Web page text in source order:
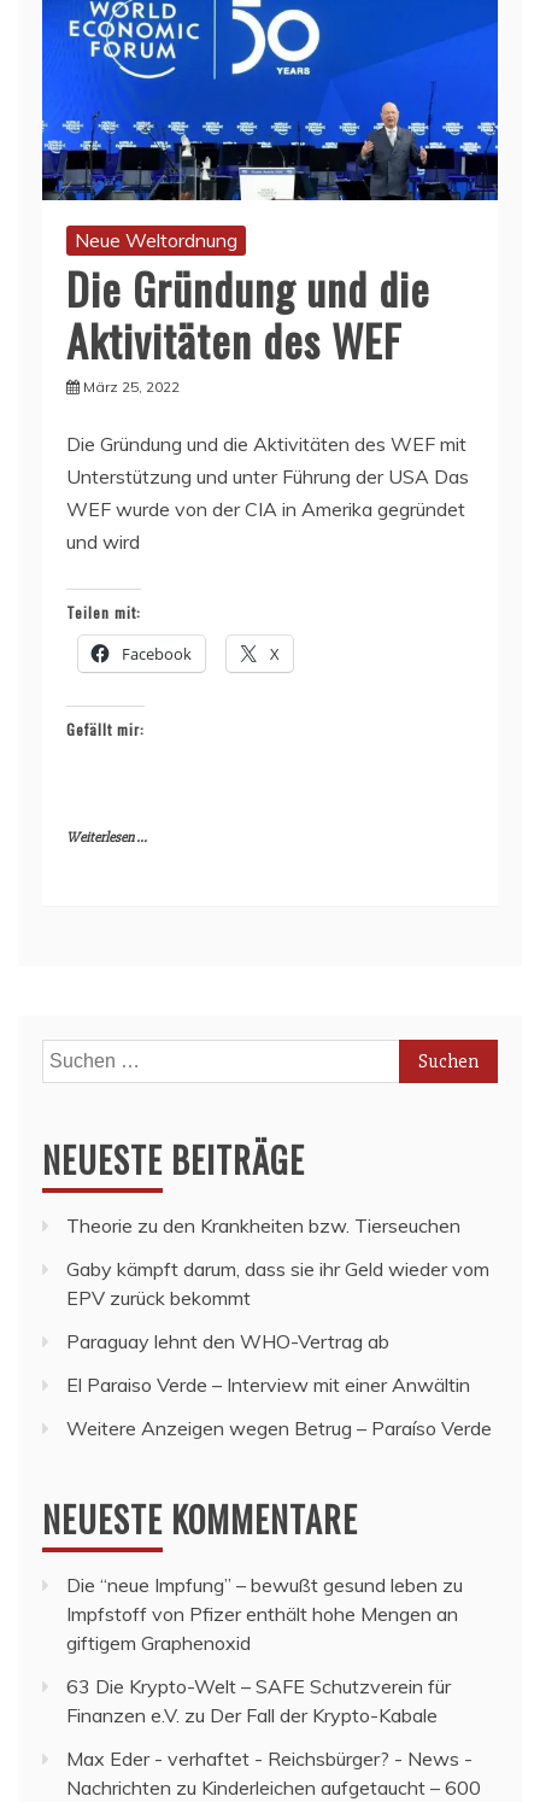
Neue Weltordnung
Die Gründung und die
Aktivitäten des WEF
März 25, 2022
Die Gründung und die Aktivitäten des WEF mit
Unterstützung und unter Führung der USA Das
WEF wurde von der CIA in Amerika gegründet
und wird
Teilen mit:
Facebook X
Gefällt mir:
Weiterlesen ...
Suchen
nach:
NEUESTE BEITRÄGE
Theorie zu den Krankheiten bzw. Tierseuchen
Gaby kämpft darum, dass sie ihr Geld wieder vom
EPV zurück bekommt
Paraguay lehnt den WHO-Vertrag ab
El Paraiso Verde – Interview mit einer Anwältin
Weitere Anzeigen wegen Betrug – Paraíso Verde
NEUESTE KOMMENTARE
Die “neue Impfung” – bewußt gesund leben zu
Impfstoff von Pfizer enthält hohe Mengen an
giftigem Graphenoxid
63 Die Krypto-Welt – SAFE Schutzverein für
Finanzen e.V. zu Der Fall der Krypto-Kabale
Max Eder - verhaftet - Reichsbürger? - News -
Nachrichten zu Kinderleichen aufgetaucht – 600